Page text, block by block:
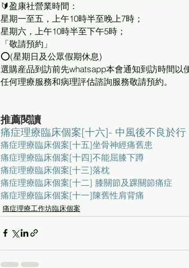
🔰盈康社營業時間：
星期一至五，上午10時半至晚上7時；
星期六，上午10時半至下午5時；
「敬請預約」
⭕(星期日及公眾假期休息)
選購産品到訪前先whatsapp本會通知到訪時間以
任何理療服務和病理評估諮詢服務敬請預約。
推薦閱讀
痛症理療臨床個案[十六]- 中風後不良於行
痛症理療臨床個案[十五]坐骨神經痛舊患
痛症理療臨床個案[十四]不能屈膝下蹲
痛症理療臨床個案[十三]落枕
痛症理療臨床個案[十二] 膝關節及踝關節痛症
痛症理療臨床個案[十一]陳舊性肩背痛
痛症理療工作坊臨床個案